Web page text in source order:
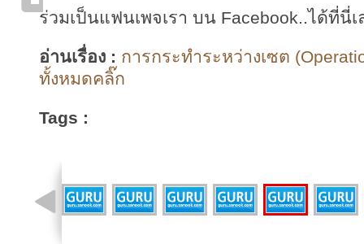
ร่วมเป็นแฟนเพจเรา บน Facebook..ได้ที่นี่เ
อ่านเรื่อง : การกระทำระหว่างเซต
ทั้งหมดคลิ๊ก
Tags :